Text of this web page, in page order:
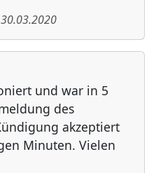
30.03.2020
und war in 5
des
akzeptiert
Minuten. Vielen